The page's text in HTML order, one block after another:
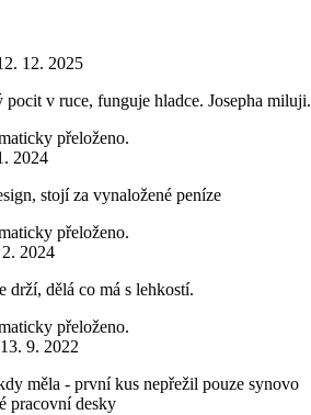
12. 2025
v ruce, funguje hladce. Josepha miluji.
přeloženo.
2024
stojí za vynaložené peníze
přeloženo.
2024
dělá co má s lehkostí.
přeloženo.
13. 9. 2022
měla - první kus nepřežil pouze synovo
pracovní desky